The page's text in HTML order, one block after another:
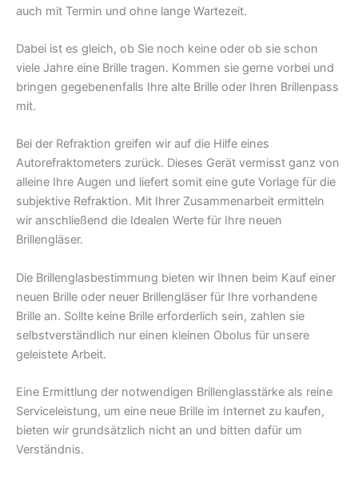
auch mit Termin und ohne lange Wartezeit.
Dabei ist es gleich, ob Sie noch keine oder ob sie schon
viele Jahre eine Brille tragen. Kommen sie gerne vorbei und
bringen gegebenenfalls Ihre alte Brille oder Ihren Brillenpass
mit.
Bei der Refraktion greifen wir auf die Hilfe eines
Autorefraktometers zurück. Dieses Gerät vermisst ganz von
alleine Ihre Augen und liefert somit eine gute Vorlage für die
subjektive Refraktion. Mit Ihrer Zusammenarbeit ermitteln
wir anschließend die Idealen Werte für Ihre neuen
Brillengläser.
Die Brillenglasbestimmung bieten wir Ihnen beim Kauf einer
neuen Brille oder neuer Brillengläser für Ihre vorhandene
Brille an. Sollte keine Brille erforderlich sein, zahlen sie
selbstverständlich nur einen kleinen Obolus für unsere
geleistete Arbeit.
Eine Ermittlung der notwendigen Brillenglasstärke als reine
Serviceleistung, um eine neue Brille im Internet zu kaufen,
bieten wir grundsätzlich nicht an und bitten dafür um
Verständnis.